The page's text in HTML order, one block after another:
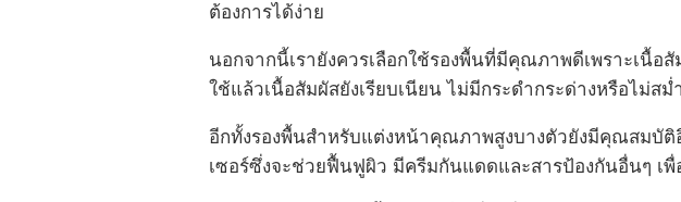
ต้องการได้ง่าย
นอกจากนี้เรายังควรเลือกใช้รองพื้นที่มีคุณภาพดีเพราะเนื้อ
ใช้แล้วเนื้อสัมผัสยังเรียบเนียน ไม่มีกระดำกระด่างหรือไม่ส
อีกทั้งรองพื้นสำหรับแต่งหน้าคุณภาพสูงบางตัวยังมีคุณสมบัติ
เซอร์ซึ่งจะช่วยฟื้นฟูผิว มีครีมกันแดดและสารป้องกันอื่นๆ เพื่